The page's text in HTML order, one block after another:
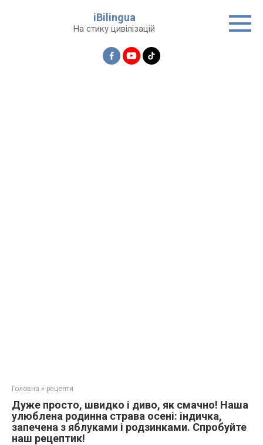
iBilingua
На стику цивілізацій
Головна » рецепти
Дуже просто, швидко і диво, як смачно! Наша
улюблена родинна страва осені: індичка,
запечена з яблуками і родзинками. Спробуйте
наш рецептик!